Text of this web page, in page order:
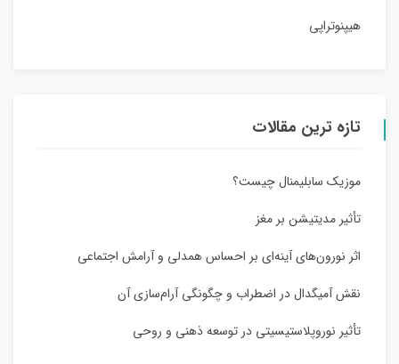
هیپنوتراپی
تازه ترین مقالات
موزیک سابلیمنال چیست؟
تأثیر مدیتیشن بر مغز
اثر نورون‌های آینه‌ای بر احساس همدلی و آرامش اجتماعی
نقش آمیگدال در اضطراب و چگونگی آرام‌سازی آن
تأثیر نوروپلاستیسیتی در توسعه ذهنی و روحی